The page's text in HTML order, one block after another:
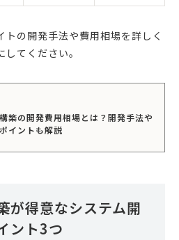
の開発手法や費用相場を詳しく
てください。
築の開発費用相場とは？開発手法や
イントも解説
が得意なシステム開
ント3つ